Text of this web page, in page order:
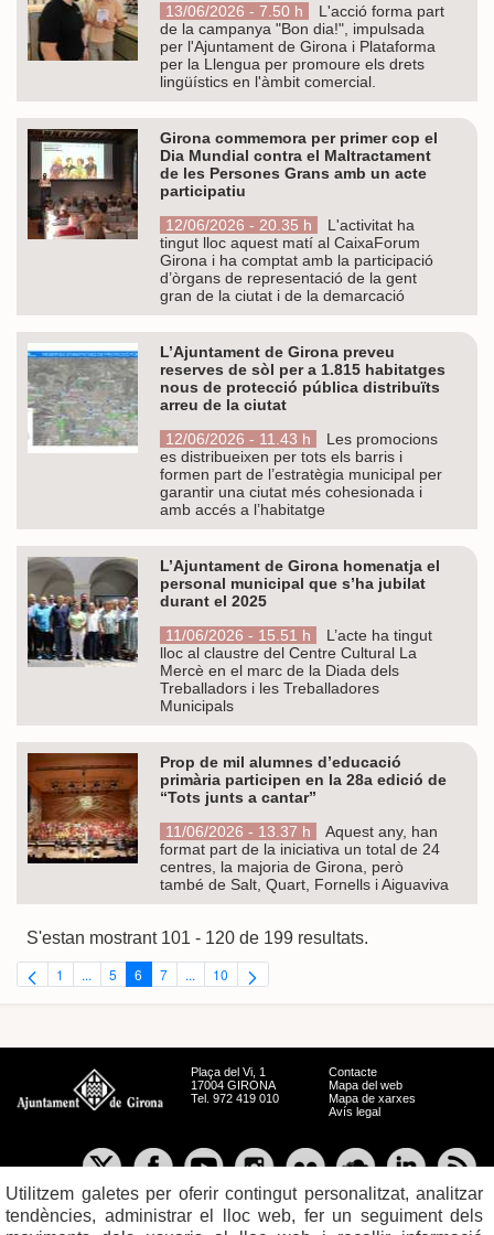
13/06/2026 - 7.50 h
L'acció forma part
de la campanya "Bon dia!", impulsada
per l'Ajuntament de Girona i Plataforma
per la Llengua per promoure els drets
lingüístics en l'àmbit comercial.
Girona commemora per primer cop el
Dia Mundial contra el Maltractament
de les Persones Grans amb un acte
participatiu
12/06/2026 - 20.35 h
L'activitat ha
tingut lloc aquest matí al CaixaForum
Girona i ha comptat amb la participació
d’òrgans de representació de la gent
gran de la ciutat i de la demarcació
L’Ajuntament de Girona preveu
reserves de sòl per a 1.815 habitatges
nous de protecció pública distribuïts
arreu de la ciutat
12/06/2026 - 11.43 h
Les promocions
es distribueixen per tots els barris i
formen part de l’estratègia municipal per
garantir una ciutat més cohesionada i
amb accés a l’habitatge
L’Ajuntament de Girona homenatja el
personal municipal que s’ha jubilat
durant el 2025
11/06/2026 - 15.51 h
L’acte ha tingut
lloc al claustre del Centre Cultural La
Mercè en el marc de la Diada dels
Treballadors i les Treballadores
Municipals
Prop de mil alumnes d’educació
primària participen en la 28a edició de
“Tots junts a cantar”
11/06/2026 - 13.37 h
Aquest any, han
format part de la iniciativa un total de 24
centres, la majoria de Girona, però
també de Salt, Quart, Fornells i Aiguaviva
S'estan mostrant 101 - 120 de 199 resultats.
Pàgina
1 ...Pàgines intermèdies Utilitzeu TAB per navegar.
Pàgina
5 Pàgina
6 Pàgina
7 ...Pàgines intermèdies Utilitzeu TAB per navegar.
Pàgina
10
Plaça del Vi, 1
17004 GIRONA
Tel. 972 419 010
Contacte
Mapa del web
Mapa de xarxes
Avís legal
Utilitzem galetes per oferir contingut personalitzat, analitzar
tendències, administrar el lloc web, fer un seguiment dels